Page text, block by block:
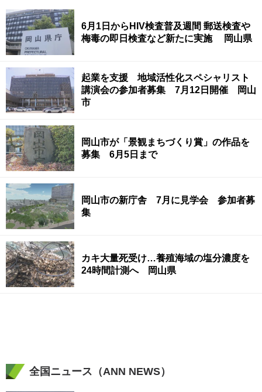
6月1日からHIV検査普及週間 郵送検査や
梅毒の即日検査など新たに実施 岡山県
起業を支援 地域活性化スペシャリスト
講演会の参加者募集 7月12日開催 岡山
市
岡山市が「景観まちづくり賞」の作品を
募集 6月5日まで
岡山市の新庁舎 7月に見学会 参加者募
集
カキ大量死受け…養殖海域の塩分濃度を
24時間計測へ 岡山県
全国ニュース（ANN NEWS）